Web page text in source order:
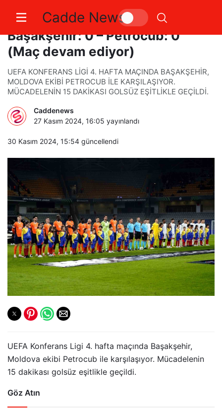
Cadde News
UEFA Konferans Ligi:
Başakşehir: 0 – Petrocub: 0
(Maç devam ediyor)
UEFA KONFERANS LİGİ 4. HAFTA MAÇINDA BAŞAKŞEHİR,
MOLDOVA EKİBİ PETROCUB İLE KARŞILAŞIYOR.
MÜCADELENİN 15 DAKİKASI GOLSÜZ EŞİTLİKLE GEÇİLDİ.
Caddenews
27 Kasım 2024, 16:05 yayınlandı
30 Kasım 2024, 15:54 güncellendi
UEFA Konferans Ligi 4. hafta maçında Başakşehir,
Moldova ekibi Petrocub ile karşılaşıyor. Mücadelenin
15 dakikası golsüz eşitlikle geçildi.
Göz Atın